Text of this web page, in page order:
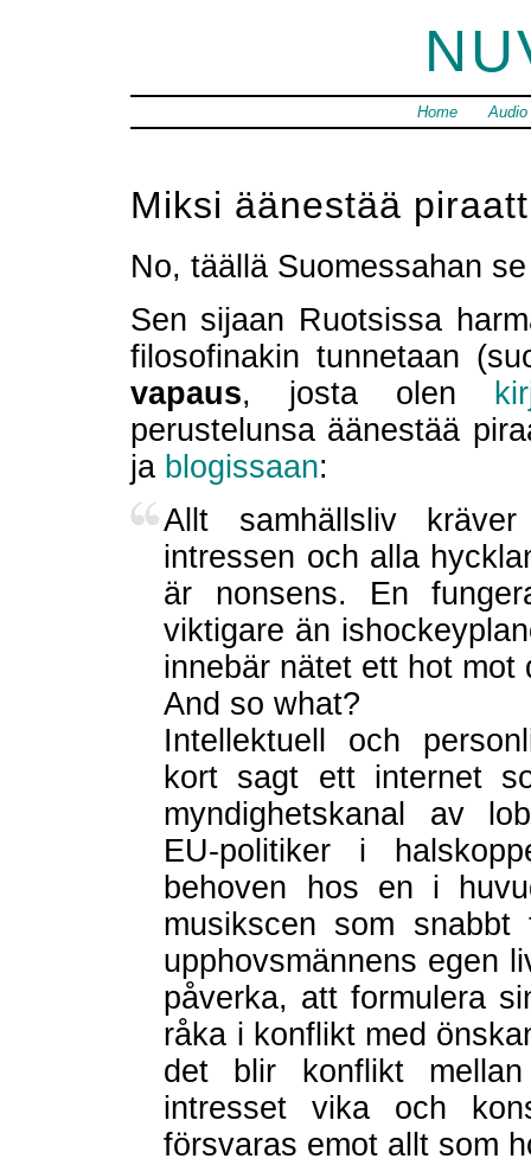
Home Audio
Miksi äänestää
No, täällä Suomessahan
Sen sijaan Ruotsissa
filosofinakin tunnetaan
vapaus, josta olen
perustelunsa äänestää
ja blogissaan:
Allt samhällsliv
intressen och alla
är nonsens. En
viktigare än
innebär nätet ett hot mot
And so what?
Intellektuell och
kort sagt ett internet
myndighetskanal av
EU-politiker i
behoven hos en i
musikscen som
upphovsmännens egen
påverka, att formulera
råka i konflikt med
det blir konflikt
intresset vika och
försvaras emot allt som